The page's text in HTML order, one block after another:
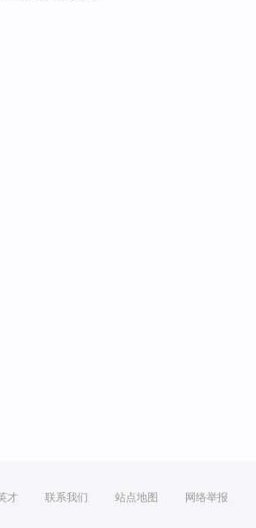
才 联系我们 站点地图 网络举报